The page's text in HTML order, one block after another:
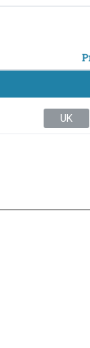
UK